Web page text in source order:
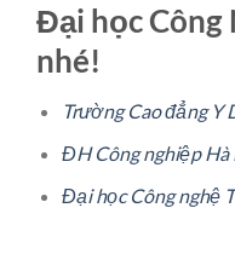
Đại học Công
nhé!
Trường Cao đẳng Y
ĐH Công nghiệp
Đại học Công nghệ